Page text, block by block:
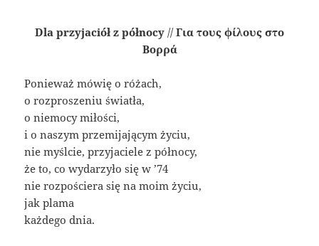
Dla przyjaciół z północy //Για τους φίλους στο
Βορρά
Ponieważ mówię o różach,
o rozproszeniu światła,
o niemocy miłości,
i o naszym przemijającym życiu,
nie myślcie, przyjaciele z północy,
że to, co wydarzyło się w ’74
nie rozpościera się na moim życiu,
jak plama
każdego dnia.